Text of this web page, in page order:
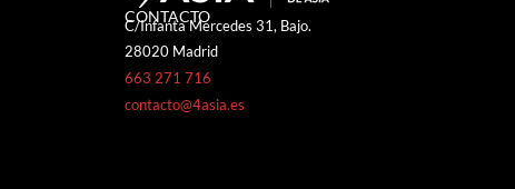
CONTACTO
C/Infanta Mercedes 31, Bajo.
28020 Madrid
663 271 716
contacto@4asia.es